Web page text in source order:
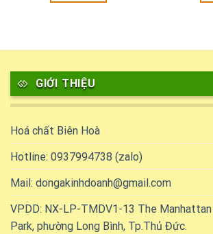
GIỚI THIỆU
Hoá chất Biên Hoà
Hotline: 0937994738 (zalo)
Mail: dongakinhdoanh@gmail.com
VPDD: NX-LP-TMDV1-13 The Manhattan
Park, phường Long Bình, Tp.Thủ Đức.